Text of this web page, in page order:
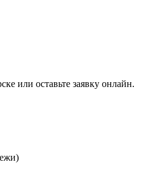
или оставьте заявку онлайн.